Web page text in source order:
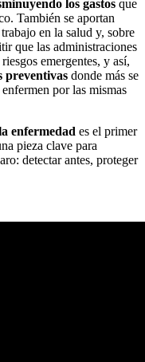
los gastos que
También se aportan
en la salud y, sobre
que las administraciones
emergentes, y así,
preventivas donde más se
por las mismas
enfermedad es el primer
pieza clave para
detectar antes, proteger